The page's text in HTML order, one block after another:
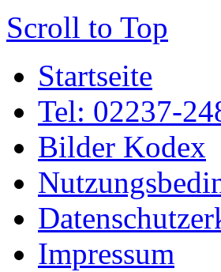
Scroll to Top
Startseite
Tel: 02237-
Bilder Kodex
Impressum